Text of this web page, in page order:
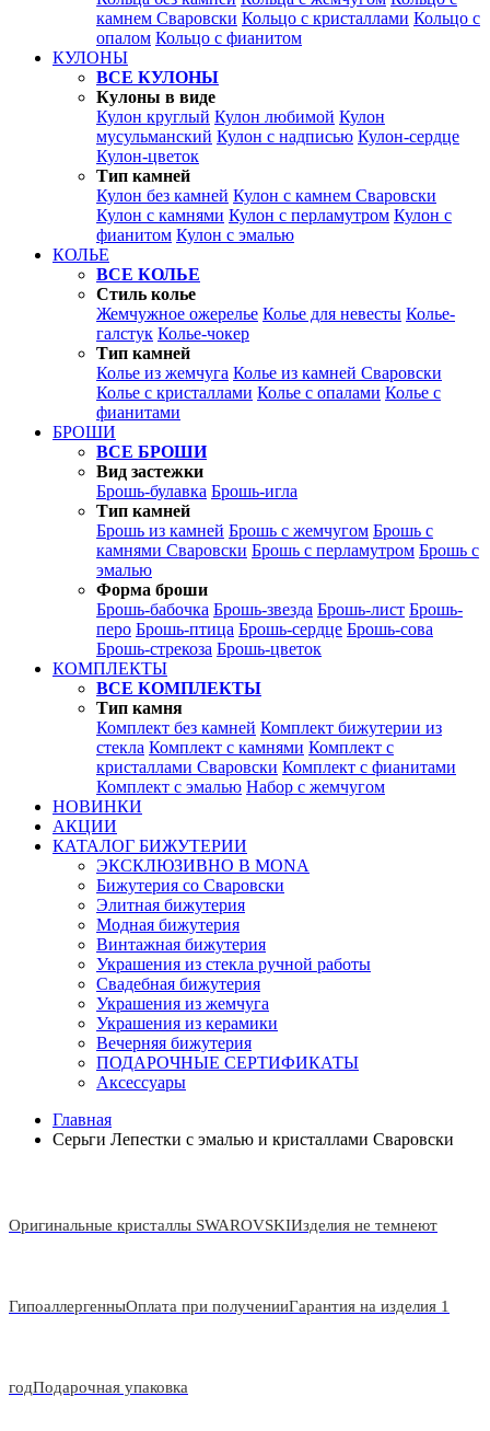
камнем Сваровски Кольцо с кристаллами Кольцо с
опалом Кольцо с фианитом
КУЛОНЫ
ВСЕ КУЛОНЫ
Кулоны в виде
Кулон круглый Кулон любимой Кулон
мусульманский Кулон с надписью Кулон-сердце
Кулон-цветок
Тип камней
Кулон без камней Кулон с камнем Сваровски
Кулон с камнями Кулон с перламутром Кулон с
фианитом Кулон с эмалью
КОЛЬЕ
ВСЕ КОЛЬЕ
Стиль колье
Жемчужное ожерелье Колье для невесты Колье-
галстук Колье-чокер
Тип камней
Колье из жемчуга Колье из камней Сваровски
Колье с кристаллами Колье с опалами Колье с
фианитами
БРОШИ
ВСЕ БРОШИ
Вид застежки
Брошь-булавка Брошь-игла
Тип камней
Брошь из камней Брошь с жемчугом Брошь с
камнями Сваровски Брошь с перламутром Брошь с
эмалью
Форма броши
Брошь-бабочка Брошь-звезда Брошь-лист Брошь-
перо Брошь-птица Брошь-сердце Брошь-сова
Брошь-стрекоза Брошь-цветок
КОМПЛЕКТЫ
ВСЕ КОМПЛЕКТЫ
Тип камня
Комплект без камней Комплект бижутерии из
стекла Комплект с камнями Комплект с
кристаллами Сваровски Комплект с фианитами
Комплект с эмалью Набор с жемчугом
НОВИНКИ
АКЦИИ
КАТАЛОГ БИЖУТЕРИИ
ЭКСКЛЮЗИВНО В MONA
Бижутерия со Сваровски
Элитная бижутерия
Модная бижутерия
Винтажная бижутерия
Украшения из стекла ручной работы
Свадебная бижутерия
Украшения из жемчуга
Украшения из керамики
Вечерняя бижутерия
ПОДАРОЧНЫЕ СЕРТИФИКАТЫ
Аксессуары
Главная
Серьги Лепестки с эмалью и кристаллами Сваровски
Оригинальные кристаллы SWAROVSKIИзделия не темнеют
ГипоаллергенныОплата при полученииГарантия на изделия 1
годПодарочная упаковка